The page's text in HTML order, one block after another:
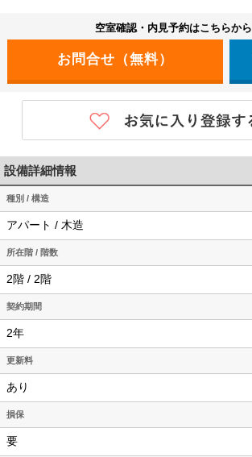
空室確認・内見予約はこちらから
設備詳細情報
種別 / 構造
アパート / 木造
所在階 / 階数
2階 / 2階
契約期間
2年
更新料
あり
損保
要